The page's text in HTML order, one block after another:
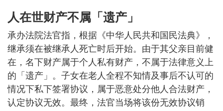
人在世财产不属「遗产」
承办法院法官指，根据《中华人民共和国民法典》，
继承须在被继承人死亡时后开始。由于其父亲目前健
在，名下财产属于个人私有财产，不属于法律意义上
的「遗产」。子女在老人全程不知情及事后不认可的
情况下私下签署协议，属于恶意处分他人合法财产，
认定协议无效。最终，法官当场将该份无效协议销